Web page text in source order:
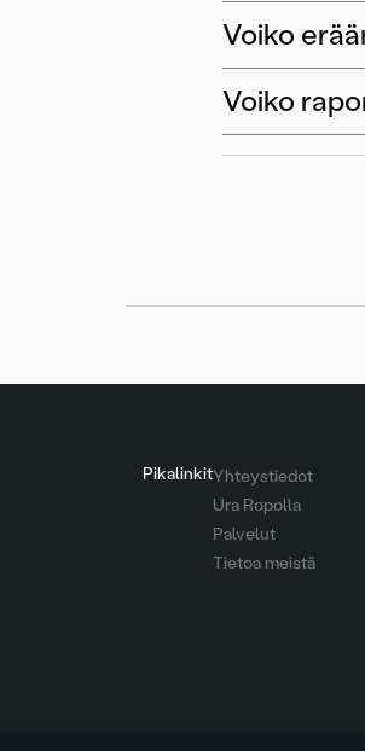
Voiko
Voiko
PikalinkitYhteystiedot
Ura Ropolla
Palvelut
Tietoa meistä